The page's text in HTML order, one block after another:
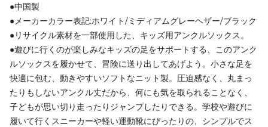
●中国製
●メーカーカラー表記:ホワイト/ミディアムグレーヘザー/ブラック
●リサイクル素材を一部使用した、キッズ用アンクルソックス。
●遊びに行くのが楽しみなキッズの足をサポートする、このアンク
ルソックスを履かせて、冒険に送り出してあげよう。小さな足を
快適に包む、動きやすいソフトなニット製。圧迫感なく、丸まっ
たりもしないアンクル丈だから、何にも気を取られることなく、
子どもが思い切り走ったりジャンプしたりできる。学校や遊びに
履いて行くスニーカーや軽い運動靴にぴったりの、シンプルでス